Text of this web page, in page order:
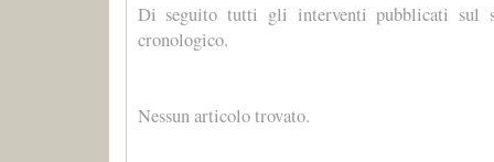
Di seguito tutti gli interventi pubblicati sul
cronologico.
Nessun articolo trovato.